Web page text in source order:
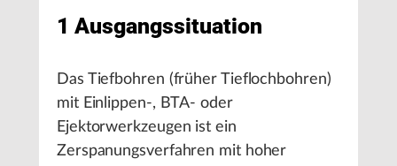
1 Ausgangssituation
Das Tiefbohren (früher Tieflochbohren)
mit Einlippen-, BTA- oder
Ejektorwerkzeugen ist ein
Zerspanungsverfahren mit hoher